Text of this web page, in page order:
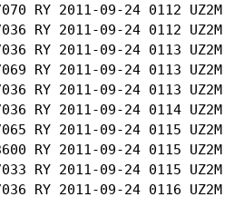
RY 2011-09-24 0112
RY 2011-09-24 0112
RY 2011-09-24 0113
RY 2011-09-24 0113
RY 2011-09-24 0113
RY 2011-09-24 0114
RY 2011-09-24 0115
RY 2011-09-24 0115
RY 2011-09-24 0115
RY 2011-09-24 0116